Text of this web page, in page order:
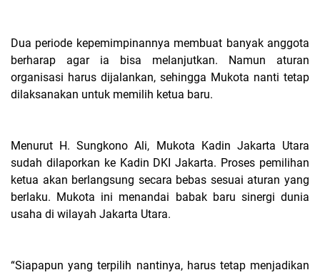
Dua periode kepemimpinannya membuat banyak anggota
berharap agar ia bisa melanjutkan. Namun aturan
organisasi harus dijalankan, sehingga Mukota nanti tetap
dilaksanakan untuk memilih ketua baru.
Menurut H. Sungkono Ali, Mukota Kadin Jakarta Utara
sudah dilaporkan ke Kadin DKI Jakarta. Proses pemilihan
ketua akan berlangsung secara bebas sesuai aturan yang
berlaku. Mukota ini menandai babak baru sinergi dunia
usaha di wilayah Jakarta Utara.
“Siapapun yang terpilih nantinya, harus tetap menjadikan